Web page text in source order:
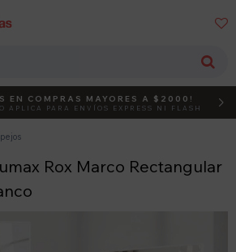

ACTIVÁ EL CÓDIGO
EN COMPRAS MAYORES A $2000!
APLICA PARA ENVÍOS EXPRESS NI FLASH
Rox Marco Rectangular